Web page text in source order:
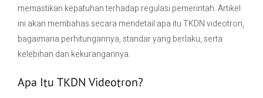
memastikan kepatuhan terhadap regulasi pemerintah. Artikel
ini akan membahas secara mendetail apa itu TKDN videotron,
bagaimana perhitungannya, standar yang berlaku, serta
kelebihan dan kekurangannya.
Apa Itu TKDN Videotron?